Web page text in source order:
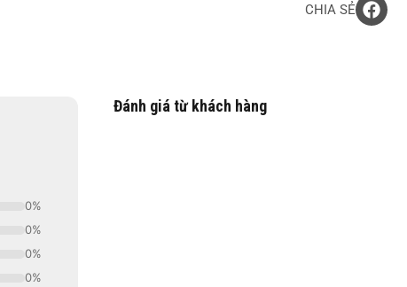
CHIA SẺ
0%
0%
0%
0%
Đánh giá từ khách hàng